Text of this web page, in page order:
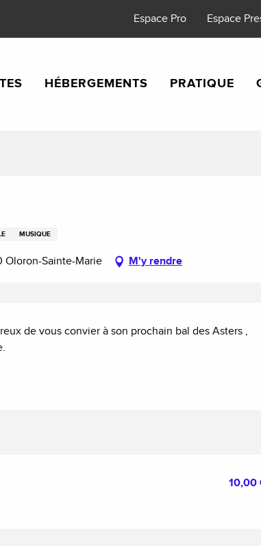
Espace Pro Espace
HÉBERGEMENTS PRATIQUE
MUSIQUE
Oloron-Sainte-Marie M'y rendre
de vous convier à son prochain bal des Asters ,
10,00